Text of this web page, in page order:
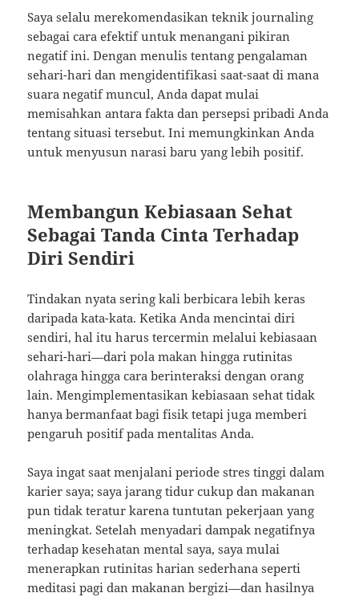
Saya selalu merekomendasikan teknik journaling
sebagai cara efektif untuk menangani pikiran
negatif ini. Dengan menulis tentang pengalaman
sehari-hari dan mengidentifikasi saat-saat di mana
suara negatif muncul, Anda dapat mulai
memisahkan antara fakta dan persepsi pribadi Anda
tentang situasi tersebut. Ini memungkinkan Anda
untuk menyusun narasi baru yang lebih positif.
Membangun Kebiasaan Sehat
Sebagai Tanda Cinta Terhadap
Diri Sendiri
Tindakan nyata sering kali berbicara lebih keras
daripada kata-kata. Ketika Anda mencintai diri
sendiri, hal itu harus tercermin melalui kebiasaan
sehari-hari—dari pola makan hingga rutinitas
olahraga hingga cara berinteraksi dengan orang
lain. Mengimplementasikan kebiasaan sehat tidak
hanya bermanfaat bagi fisik tetapi juga memberi
pengaruh positif pada mentalitas Anda.
Saya ingat saat menjalani periode stres tinggi dalam
karier saya; saya jarang tidur cukup dan makanan
pun tidak teratur karena tuntutan pekerjaan yang
meningkat. Setelah menyadari dampak negatifnya
terhadap kesehatan mental saya, saya mulai
menerapkan rutinitas harian sederhana seperti
meditasi pagi dan makanan bergizi—dan hasilnya